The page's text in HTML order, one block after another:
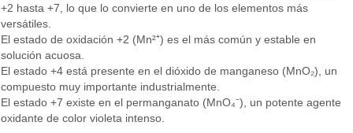
+2 hasta +7, lo que lo convierte en uno de los elementos más
versátiles.
El estado de oxidación +2 (Mn²⁺) es el más común y estable en
solución acuosa.
El estado +4 está presente en el dióxido de manganeso (MnO₂), un
compuesto muy importante industrialmente.
El estado +7 existe en el permanganato (MnO₄⁻), un potente agente
oxidante de color violeta intenso.